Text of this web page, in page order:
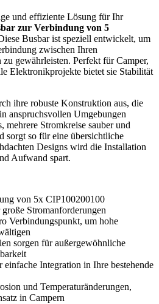
und effiziente Lösung für Ihr
zur Verbindung von 5
Busbar ist speziell entwickelt, um
zwischen Ihren
gewährleisten. Perfekt für Camper,
Elektronikprojekte bietet sie Stabilität
ihre robuste Konstruktion aus, die
anspruchsvollen Umgebungen
mehrere Stromkreise sauber und
sorgt so für eine übersichtliche
Designs wird die Installation
Aufwand spart.
von 5x CIP100200100
Stromanforderungen
Verbindungspunkt, um hohe
sorgen für außergewöhnliche
Integration in Ihre bestehende
und Temperaturänderungen,
in Campern